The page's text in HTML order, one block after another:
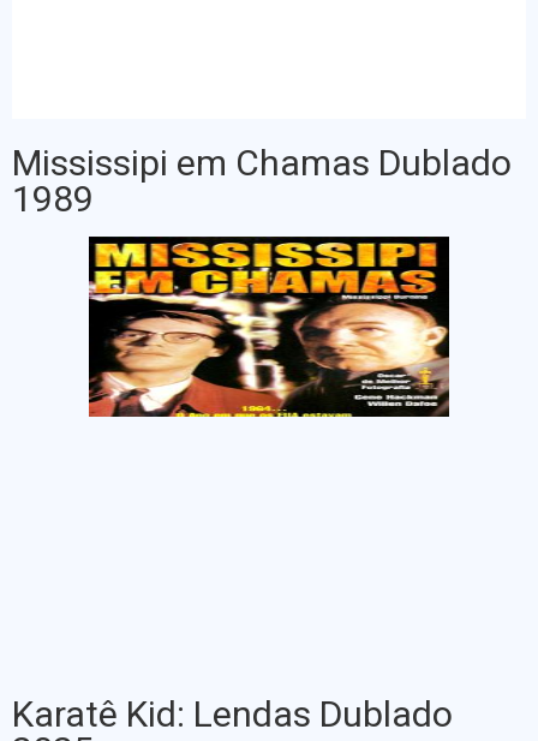
Mississipi em Chamas Dublado
1989
Karatê Kid: Lendas Dublado